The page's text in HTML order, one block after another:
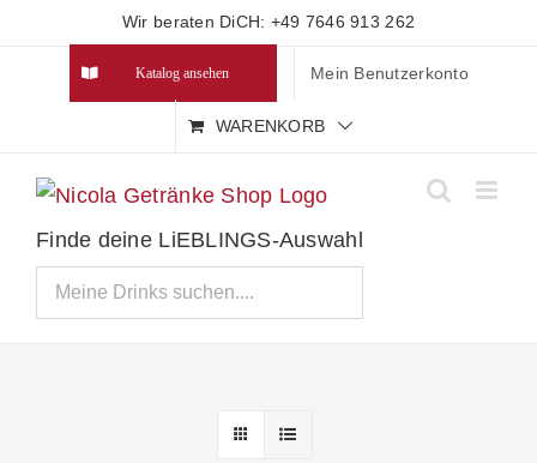
Wir beraten DiCH: +49 7646 913 262
Katalog ansehen Mein Benutzerkonto
WARENKORB
Finde deine LiEBLINGS-Auswahl